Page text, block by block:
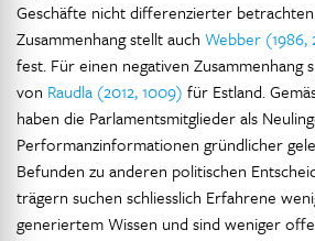
Geschäfte nicht differenzierter
Zusammenhang stellt auch Webber (1986,
fest. Für einen negativen Zusammenhang
von Raudla (2012, 1009) für Estland.
haben die Parlamentsmitglieder als
Performanzinformationen gründlicher
Befunden zu anderen politischen
trägern suchen schliesslich Erfahrene
generiertem Wissen und sind weniger